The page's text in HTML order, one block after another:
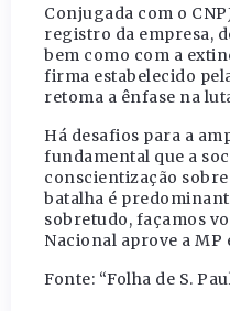
Conjugada com o
registro da empresa,
bem como com a
firma estabelecido
retoma a ênfase na
Há desafios para a
fundamental que a
conscientização
batalha é
sobretudo, façamos
Nacional aprove a MP
Fonte: “Folha de S.